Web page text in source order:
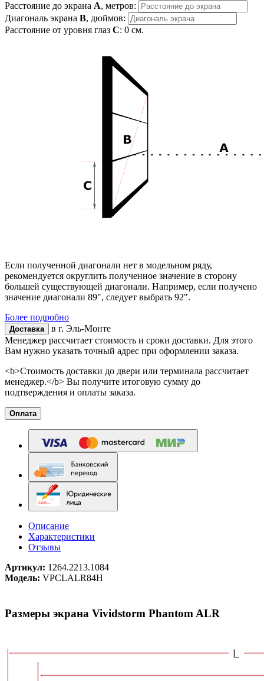
Расстояние до экрана A, метров:
Диагональ экрана B, дюймов:
Расстояние от уровня глаз C: 0 см.
Если полученной диагонали нет в модельном ряду,
рекомендуется округлить полученное значение в сторону
большей существующей диагонали. Например, если получено
значение диагонали 89", следует выбрать 92".
Более подробно
Доставка в г. Эль-Монте
Менеджер рассчитает стоимость и сроки доставки. Для этого
Вам нужно указать точный адрес при оформлении заказа.
<b>Стоимость доставки до двери или терминала рассчитает
менеджер.</b> Вы получите итоговую сумму до
подтверждения и оплаты заказа.
Оплата
Описание
Характеристики
Отзывы
Артикул: 1264.2213.1084
Модель: VPCLALR84H
Размеры экрана Vividstorm Phantom ALR